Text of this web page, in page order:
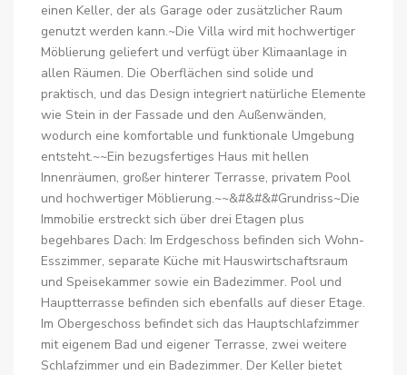
einen Keller, der als Garage oder zusätzlicher Raum
genutzt werden kann.~Die Villa wird mit hochwertiger
Möblierung geliefert und verfügt über Klimaanlage in
allen Räumen. Die Oberflächen sind solide und
praktisch, und das Design integriert natürliche Elemente
wie Stein in der Fassade und den Außenwänden,
wodurch eine komfortable und funktionale Umgebung
entsteht.~~Ein bezugsfertiges Haus mit hellen
Innenräumen, großer hinterer Terrasse, privatem Pool
und hochwertiger Möblierung.~~&#&#&#Grundriss~Die
Immobilie erstreckt sich über drei Etagen plus
begehbares Dach: Im Erdgeschoss befinden sich Wohn-
Esszimmer, separate Küche mit Hauswirtschaftsraum
und Speisekammer sowie ein Badezimmer. Pool und
Hauptterrasse befinden sich ebenfalls auf dieser Etage.
Im Obergeschoss befindet sich das Hauptschlafzimmer
mit eigenem Bad und eigener Terrasse, zwei weitere
Schlafzimmer und ein Badezimmer. Der Keller bietet